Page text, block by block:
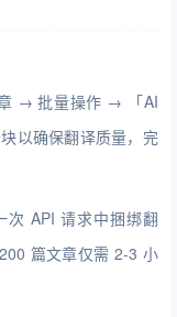
→ 批量操作 → 「AI
以确保翻译质量，完
API 请求中捆绑翻
篇文章仅需 2-3 小